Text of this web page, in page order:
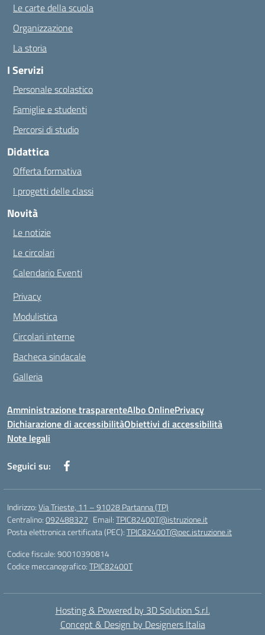
Le carte della scuola
Organizzazione
La storia
I Servizi
Personale scolastico
Famiglie e studenti
Percorsi di studio
Didattica
Offerta formativa
I progetti delle classi
Novità
Le notizie
Le circolari
Calendario Eventi
Privacy
Modulistica
Circolari interne
Bacheca sindacale
Galleria
Amministrazione trasparenteAlbo OnlinePrivacy
Dichiarazione di accessibilitàObiettivi di accessibilità
Note legali
Seguici su:
Indirizzo:Via Trieste, 11 – 91028 Partanna (TP)
Centralino:092488327 Email:TPIC82400T@istruzione.it
Posta elettronica certificata (PEC):TPIC82400T@pec.istruzione.it
Codice fiscale: 90010390814
Codice meccanografico:TPIC82400T
Hosting & Powered by 3D Solution S.r.l.
Concept & Design by Designers Italia